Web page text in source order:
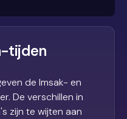
tijden
de Imsak- en
De verschillen in
zijn te wijten aan